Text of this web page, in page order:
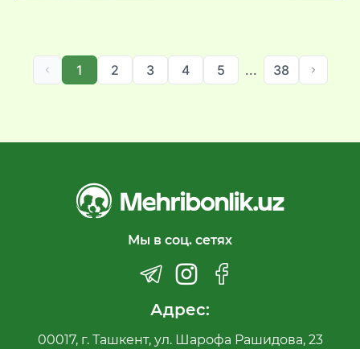
1 2 3 4 5 ... 38
Мы в соц. сетях
Адрес:
00017, г. Ташкент, ул. Шарофа Рашидова, 23